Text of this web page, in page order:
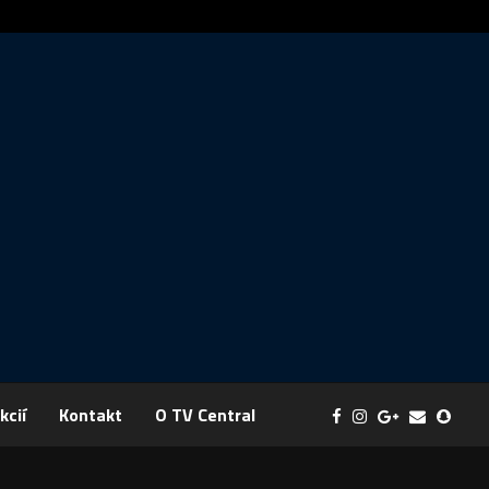
Kontakt O TV Central